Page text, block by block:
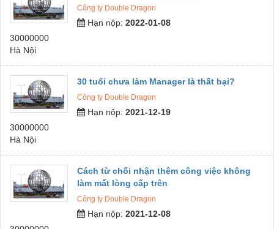
Công ty Double Dragon
Hạn nộp: 2022-01-08
30000000
Hà Nội
30 tuổi chưa làm Manager là thất bại?
Công ty Double Dragon
Hạn nộp: 2021-12-19
30000000
Hà Nội
Cách từ chối nhận thêm công việc không
làm mất lòng cấp trên
Công ty Double Dragon
Hạn nộp: 2021-12-08